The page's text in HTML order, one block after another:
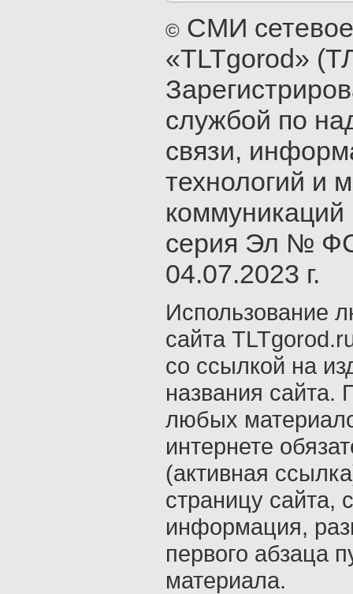
© СМИ
«TLTgorod»
службой по
связи,
технологий и
серия Эл №
04.07.2023 г.
Использование
сайта
со ссылкой на
названия сайта.
любых
интернете
(активная
страницу сайта,
информация,
первого абзаца
материала.